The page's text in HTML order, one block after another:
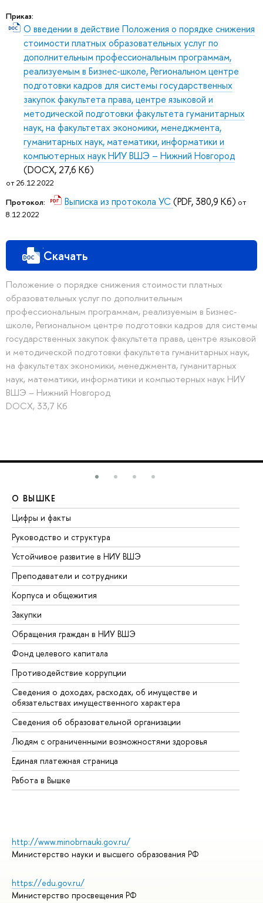
Приказ:
О введении в действие Положения о порядке снижения
стоимости платных образовательных услуг по
дополнительным профессиональным программам,
реализуемым в Бизнес-школе, Региональном центре
подготовки кадров для системы государственных
закупок факультета права, центре языковой и
методической подготовки факультета гуманитарных
наук, на факультетах экономики, менеджмента,
гуманитарных наук, математики, информатики и
компьютерных наук НИУ ВШЭ – Нижний Новгород
(DOCX, 27,6 Кб)
от 26.12.2022
Протокол:
Выписка из протокола УС(PDF, 380,9 Кб) от
8.12.2022
Скачать
Положение о порядке снижения стоимости платных
образовательных услуг по дополнительным
профессиональным программам, реализуемым в Бизнес-
школе, Региональном центре подготовки кадров для системы
государственных закупок факультета права, центре языковой
и методической подготовки факультета гуманитарных наук,
на факультетах экономики, менеджмента, гуманитарных
наук, математики, информатики и компьютерных наук НИУ
ВШЭ – Нижний Новгород
DOCX, 33,7 Кб
О ВЫШКЕ
Цифры и факты
Руководство и структура
Устойчивое развитие в НИУ ВШЭ
Преподаватели и сотрудники
Корпуса и общежития
Закупки
Обращения граждан в НИУ ВШЭ
Фонд целевого капитала
Противодействие коррупции
Сведения о доходах, расходах, об имуществе и
обязательствах имущественного характера
Сведения об образовательной организации
Людям с ограниченными возможностями здоровья
Единая платежная страница
Работа в Вышке
http://www.minobrnauki.gov.ru/
Министерство науки и высшего образования РФ
https://edu.gov.ru/
Министерство просвещения РФ